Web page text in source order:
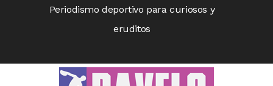
Periodismo deportivo para curiosos y
eruditos